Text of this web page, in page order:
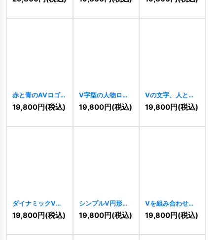
赤と青のAVロゴ
[6840]
19,800円(税込)
V字型の人物ロゴ
[6836]
19,800円(税込)
Vの文字、人と葉
を組み合わせたロ
ゴ [ 6824 ]
19,800円(税込)
ダイナミックV人
ロゴ[6692]
19,800円(税込)
シンプルV円形ロ
ゴ[ 6626]
19,800円(税込)
Vを組み合わせた
ワシのロゴ
6528
19,800円(税込)